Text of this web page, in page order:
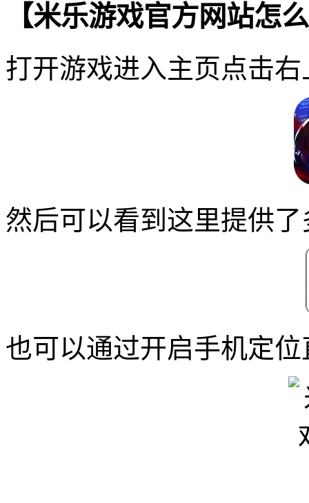
【米乐游戏官方网站怎
打开游戏进入主页点击
然后可以看到这里提供
也可以通过开启手机定